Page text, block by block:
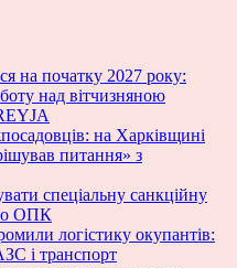
на початку 2027 року:
над вітчизняною
на Харківщині
питання» з
спеціальну санкційну
ОПК
логістику окупантів:
і транспорт